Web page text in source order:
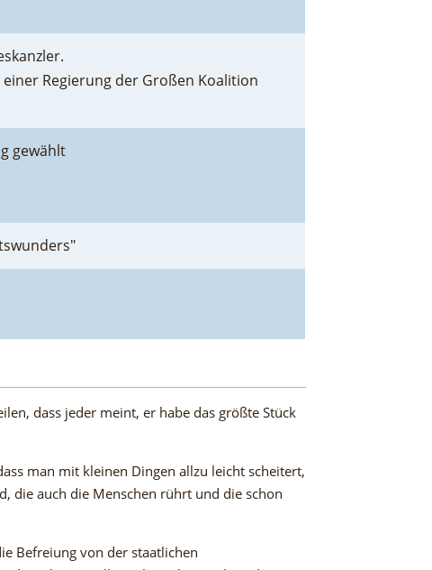
Regierung der Großen Koalition
gewählt
dass jeder meint, er habe das größte Stück
man mit kleinen Dingen allzu leicht scheitert,
die auch die Menschen rührt und die schon
Befreiung von der staatlichen